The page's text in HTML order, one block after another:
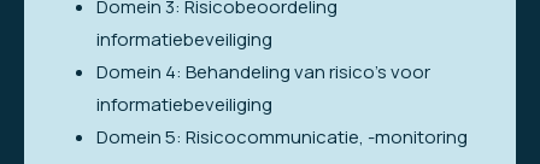
Domein 3: Risicobeoordeling
informatiebeveiliging
Domein 4: Behandeling van risico’s voor
informatiebeveiliging
Domein 5: Risicocommunicatie, -monitoring